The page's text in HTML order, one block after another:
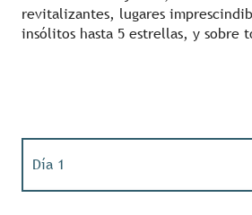
revitalizantes, lugares
insólitos hasta 5 estrellas, y sobre
Día 1